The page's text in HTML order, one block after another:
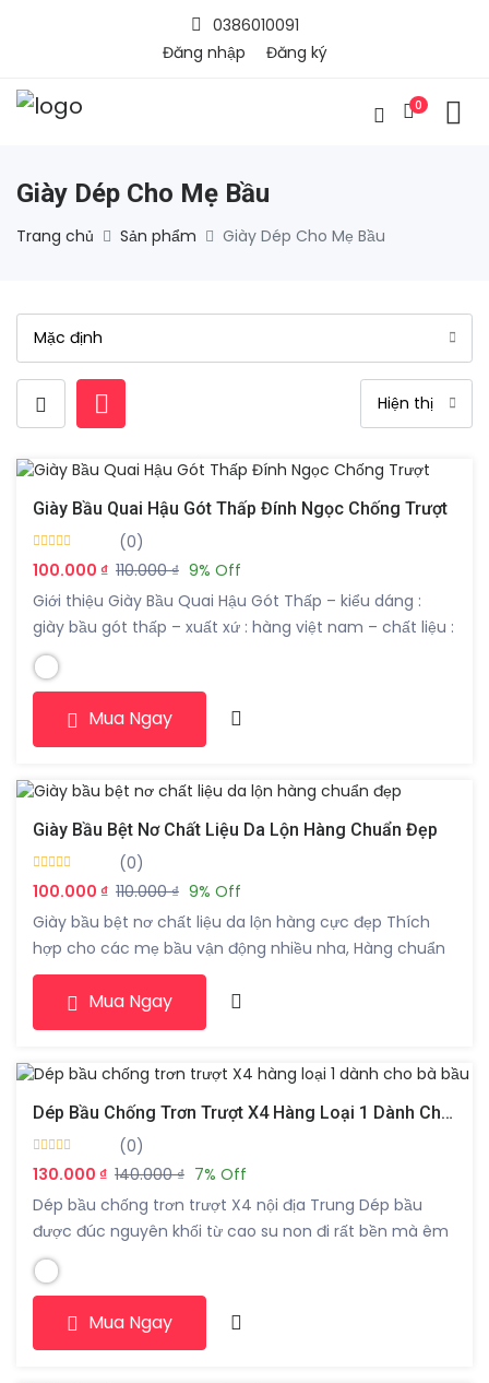
0386010091
Đăng nhập
Đăng ký
0
Giày Dép Cho Mẹ Bầu
Trang chủ Sản phẩm Giày Dép Cho Mẹ Bầu
Giày Bầu Quai Hậu Gót Thấp Đính Ngọc Chống Trượt
(0)
100.000 ₫ 110.000 ₫ 9% Off
Giới thiệu Giày Bầu Quai Hậu Gót Thấp – kiểu dáng :
giày bầu gót thấp – xuất xứ : hàng việt nam – chất liệu :
da – màu sắc : đen / trắng – họa tiết : trơn – form : 35-
39
Mua Ngay
Giày Bầu Bệt Nơ Chất Liệu Da Lộn Hàng Chuẩn Đẹp
(0)
100.000 ₫ 110.000 ₫ 9% Off
Giày bầu bệt nơ chất liệu da lộn hàng cực đẹp Thích
hợp cho các mẹ bầu vận động nhiều nha, Hàng chuẩn
size nên các bạn đặt hàng theo size chuẩn nha hàng
siêu đem đi siêu thích nha Màu đen Size 35-36-37-38-
39-40
Mua Ngay
Dép Bầu Chống Trơn Trượt X4 Hàng Loại 1 Dành Cho Bà Bầu
(0)
130.000 ₫ 140.000 ₫ 7% Off
Dép bầu chống trơn trượt X4 nội địa Trung Dép bầu
được đúc nguyên khối từ cao su non đi rất bền mà êm
chân hơn dép thường Đế dép được thiết kế bằng các
tấm chống trơn trượt chứa các hạtanti-skid aluminum
Mua Ngay